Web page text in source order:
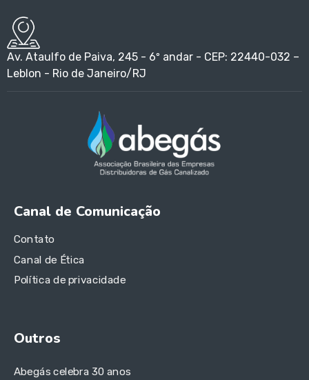
Av. Ataulfo de Paiva, 245 - 6º andar - CEP: 22440-032 –
Leblon - Rio de Janeiro/RJ
Canal de Comunicação
Contato
Canal de Ética
Política de privacidade
Outros
Abegás celebra 30 anos